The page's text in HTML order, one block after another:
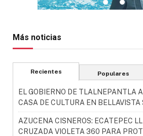
Más noticias
Recientes Populares
EL GOBIERNO DE TLALNEPANTLA
CASA DE CULTURA EN
AZUCENA CISNEROS: ECATEPEC
CRUZADA VIOLETA 360 PARA